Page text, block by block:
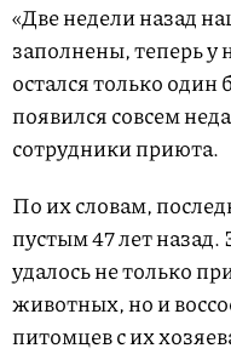
«Две недели назад
заполнены, теперь у
остался только
появился совсем
сотрудники приюта.
По их словам,
пустым 47 лет
удалось не только
животных, но и
питомцев с их